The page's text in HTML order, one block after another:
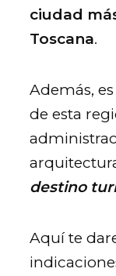
ciudad
Toscana.
Además,
de esta
destino
Aquí te